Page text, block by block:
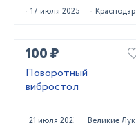
17 июля 2025 Краснодар
100 ₽
Поворотный
вибростол
21 июля 2023 Великие Луки